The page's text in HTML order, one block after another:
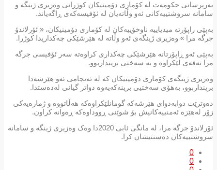
بەرپرسانی حکومەت لە کۆماری دۆمینیکان کوژرانی وەزیری ژینگە و
سامانە سروشتییەکانی ئەو وڵاتەیان لە ئۆفیسەکەی ڕاگەیاند.
بەپێی راپۆرتە میدیاییە ناوخۆییەکان لە کۆماری دۆمینیکان، « ئۆرلاندۆ
جرگە مرا » وەزیری ژینگەی ئەو وڵاتە لە هێرشێکی چەکداریدا کوژرا.
بەپێی ئەو ڕاپۆرتانە هێرشێکی چەکداری کراوەتە سەر ئۆفیسی جرگە
مرا تەقەی لێكراوە و بە سەختی برینداربوو.
وەزیری ژینگەی کۆماری دۆمینیکان کە لە ئەنجامی ئەو هێرشەدا
برینداربوو، بەهۆی سەختیی برینەكەیەوە دواتر گیانی لەدەستدا.
دەوترێت دوابەدوای هێرشەکە گومانلێکراوەکە هەڵاتووە و ژمارەیەکی
زۆر لەهێزە ئەمنییەکانیش بۆ شوێنی ڕووداوەکە ڕەوانە كراون.
ئۆرلاندۆ جرگە مرا، لە مانگی ئابی 2020دا وەک وەزیری ژینگە و سامانە
سروشتییەکان دەستنیشان کرا.
0
0